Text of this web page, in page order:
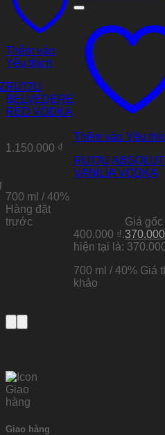
Thêm vào
Yêu thích
RƯỢU
BELVEDERE
RED VODKA
1.150.000 ₫
700 ml / 40%
Hàng đặt
trước
Thêm vào Yêu
RƯỢU ABSOLUT
VANILIA VODKA
Giá gốc
400.000 ₫.370.000
hiện tại là:
700 ml / 40% Giá
khảo
Giao hàng